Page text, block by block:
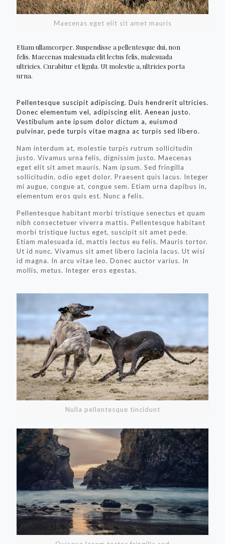
Maecenas eget elit sit amet mauris
Etiam ullamcorper. Suspendisse a pellentesque dui, non
felis. Maecenas malesuada elit lectus felis, malesuada
ultricies. Curabitur et ligula. Ut molestie a, ultricies porta
urna.
Pellentesque suscipit adipiscing. Duis hendrerit ultricies.
Donec elementum vel, adipiscing elit. Aenean justo.
Vestibulum ante ipsum dolor dictum a, euismod
pulvinar, pede turpis vitae magna ac turpis sed libero.
Nam interdum at, molestie turpis rutrum sollicitudin
justo. Vivamus urna felis, dignissim justo. Maecenas
eget elit sit amet mauris. Nam ipsum. Sed fringilla
sollicitudin, odio eget dolor. Praesent quis lacus. Integer
mi augue, congue at, congue sem. Etiam urna dapibus in,
elementum eros quis est. Nunc a felis.
Pellentesque habitant morbi tristique senectus et quam
nibh consectetuer viverra mattis. Pellentesque habitant
morbi tristique luctus eget, suscipit sit amet pede.
Etiam malesuada id, mattis lectus eu felis. Mauris tortor.
Ut id nunc. Vivamus sit amet libero lacinia lacus. Ut wisi
id magna. In arcu vitae leo. Donec auctor varius. In
mollis, metus. Integer eros egestas.
Nulla pellentesque tincidunt